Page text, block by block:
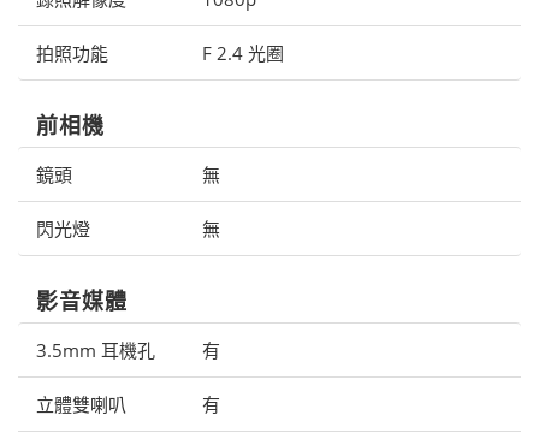
拍照功能 F 2.4 光圈
前相機
鏡頭 無
閃光燈 無
影音媒體
3.5mm 耳機孔 有
立體雙喇叭 有